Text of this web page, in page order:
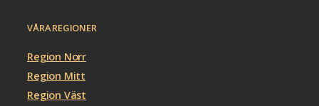
VÅRA REGIONER
Region Norr
Region Mitt
Region Väst